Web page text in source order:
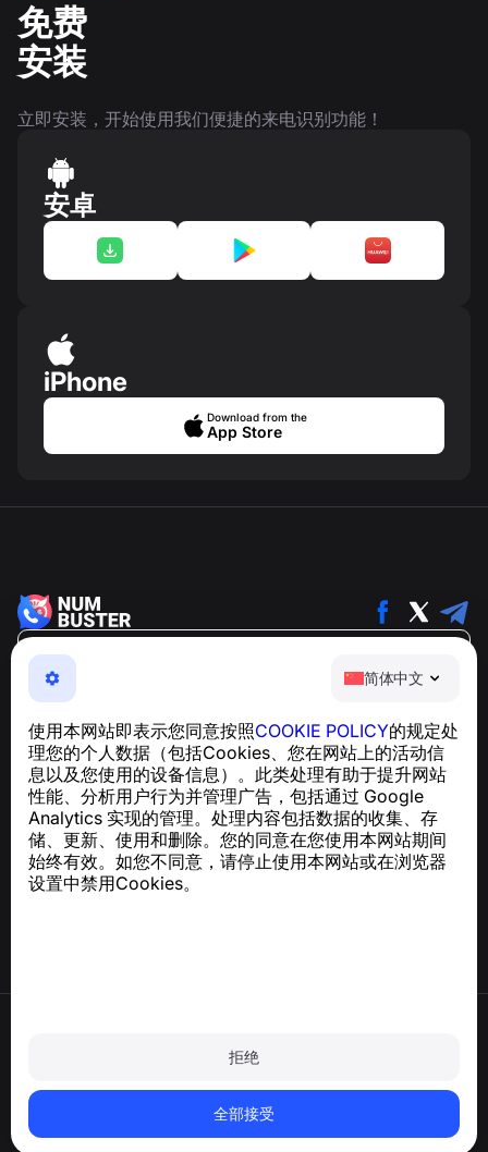
简体中文
使用本网站即表示您同意按照COOKIE POLICY的规定处
理您的个人数据（包括Cookies、您在网站上的活动信
息以及您使用的设备信息）。此类处理有助于提升网站
性能、分析用户行为并管理广告，包括通过 Google
Analytics 实现的管理。处理内容包括数据的收集、存
储、更新、使用和删除。您的同意在您使用本网站期间
始终有效。如您不同意，请停止使用本网站或在浏览器
设置中禁用Cookies。
拒绝
全部接受
免费
安装
立即安装，开始使用我们便捷的来电识别功能！
安卓
iPhone
Download from the
App Store
NumBuster © 2013—2026 ·
support@numbuster.com
和骚扰短信的侵害
关于 GDPR 合规的咨询：support@numbuster.com
帮助中心
新闻与文章
关于项目
联系方式
删除账户和个人数据